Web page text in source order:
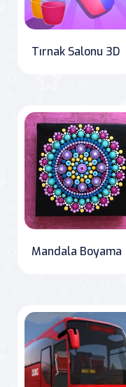
Tırnak Salonu 3D
Mandala Boyama